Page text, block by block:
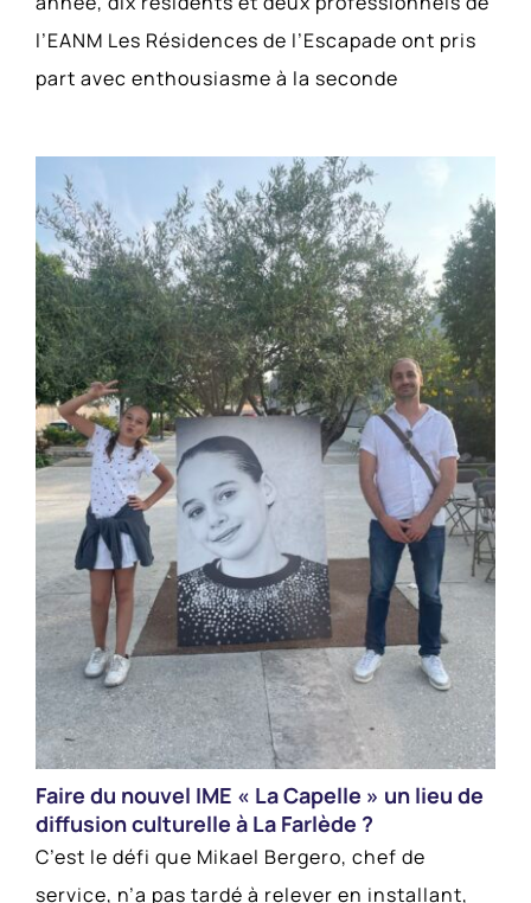
l’EANM Les Résidences de l’Escapade ont pris
part avec enthousiasme à la seconde
Faire du nouvel IME « La Capelle » un lieu de
diffusion culturelle à La Farlède ?
C’est le défi que Mikael Bergero, chef de
service, n’a pas tardé à relever en installant,